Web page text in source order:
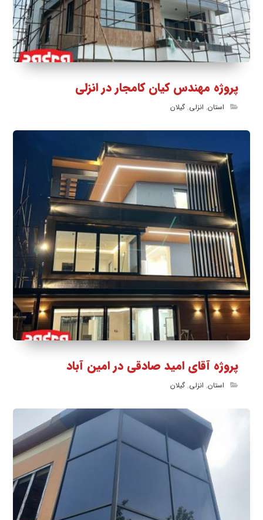
پروژه مهندس کیان کامجار در انزلی
استان, انزلی,گیلان
پروژه آقای امید صادقی در امین آباد
استان, انزلی,گیلان